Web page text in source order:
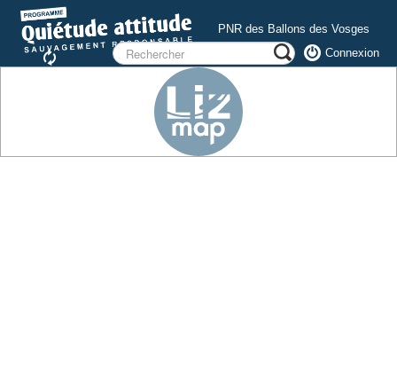
PNR des Ballons des Vosges
Connexion